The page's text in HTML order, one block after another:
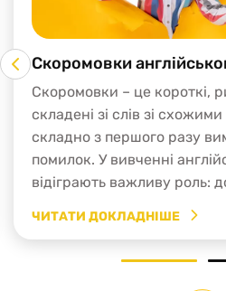
Скоромовки
Скоромовки – це короткі,
складені зі слів зі
складно з першого разу
помилок. У вивченні
відіграють важливу роль:
дикцію, вчать помічати гру
ЧИТАТИ ДОКЛАДНІШЕ
1